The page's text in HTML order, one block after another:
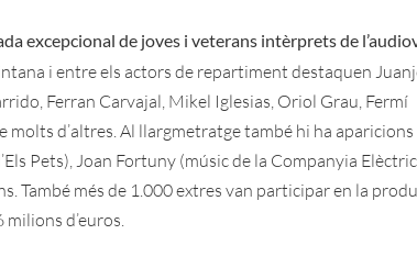
excepcional de joves i veterans intèrprets de
i entre els actors de repartiment destaquen
Ferran Carvajal, Mikel Iglesias, Oriol Grau, Fermí
molts d’altres. Al llargmetratge també hi ha aparicions
Pets), Joan Fortuny (músic de la Companyia
També més de 1.000 extres van participar en la
d’euros.